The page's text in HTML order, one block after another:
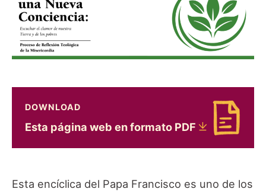
Download Esta página web en formato PDF
DOWNLOAD
Esta página web en formato PDF
Esta encíclica del Papa Francisco es uno de los